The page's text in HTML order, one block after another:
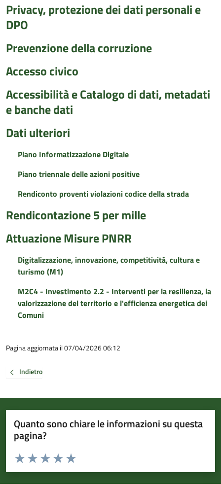
Privacy, protezione dei dati personali e
DPO
Prevenzione della corruzione
Accesso civico
Accessibilità e Catalogo di dati, metadati
e banche dati
Dati ulteriori
Piano Informatizzazione Digitale
Piano triennale delle azioni positive
Rendiconto proventi violazioni codice della strada
Rendicontazione 5 per mille
Attuazione Misure PNRR
Digitalizzazione, innovazione, competitività, cultura e
turismo (M1)
M2C4 - Investimento 2.2 - Interventi per la resilienza, la
valorizzazione del territorio e l'efficienza energetica dei
Comuni
Pagina aggiornata il 07/04/2026 06:12
Indietro
Quanto sono chiare le informazioni su questa
pagina?
Valuta da 1 a 5 stelle la pagina
Valuta 5 stelle su 5
Valuta 4 stelle su 5
Valuta 3 stelle su 5
Valuta 2 stelle su 5
Valuta 1 stelle su 5